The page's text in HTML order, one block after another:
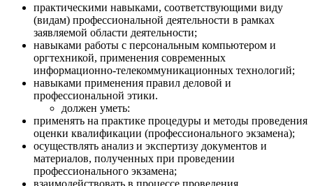
практическими навыками, соответствующими виду
(видам) профессиональной деятельности в рамках
заявляемой области деятельности;
навыками работы с персональным компьютером и
оргтехникой, применения современных
информационно-телекоммуникационных технологий;
навыками применения правил деловой и
профессиональной этики.
должен уметь:
применять на практике процедуры и методы проведения
оценки квалификации (профессионального экзамена);
осуществлять анализ и экспертизу документов и
материалов, полученных при проведении
профессионального экзамена;
взаимодействовать в процессе проведения